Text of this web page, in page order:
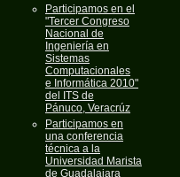
Participamos en el
"Tercer Congreso
Nacional de
Ingeniería en
Sistemas
Computacionales
e Informática 2010"
del ITS de
Pánuco, Veracrúz
Participamos en
una conferencia
técnica a la
Universidad Marista
de Guadalajara